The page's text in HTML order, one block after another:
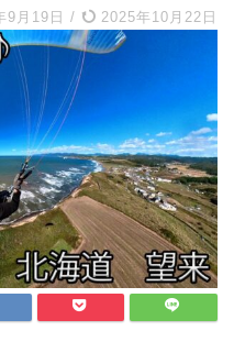
9月19日 / 2025年10月22日